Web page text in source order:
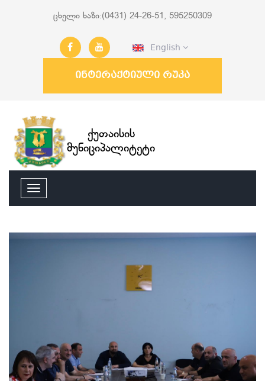
ცხელი ხაზი:(0431) 24-26-51, 595250309
English
ინტერაქტიული რუკა
ქუთაისის
მუნიციპალიტეტი